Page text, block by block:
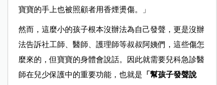
寶寶的手上也被照顧者用香煙燙傷。」
然而，這麼小的孩子根本沒辦法為自己發聲，更是沒辦
法告訴社工師、醫師、護理師等叔叔阿姨們，這些傷怎
麼來的，但寶寶的身體會說話。因此就需要兒科急診醫
師在兒少保護中的重要功能，也就是 「幫孩子發聲說